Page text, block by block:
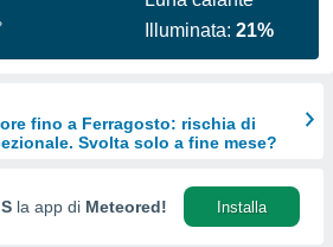
Illuminata:21%
fino a Ferragosto: rischia di
Svolta solo a fine mese?
la app di Meteored! Installa